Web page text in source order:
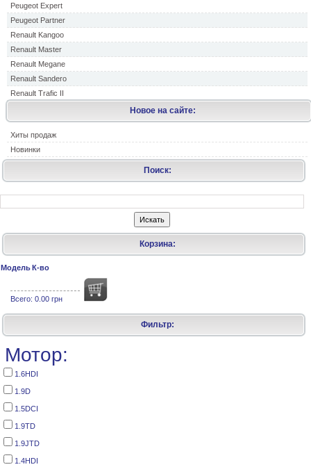
Peugeot Expert
Peugeot Partner
Renault Kangoo
Renault Master
Renault Megane
Renault Sandero
Renault Trafic II
Новое на сайте:
Хиты продаж
Новинки
Поиск:
Корзина:
Модель К-во
Всего: 0.00 грн
Фильтр:
Мотор:
1.6HDI
1.9D
1.5DCI
1.9TD
1.9JTD
1.4HDI